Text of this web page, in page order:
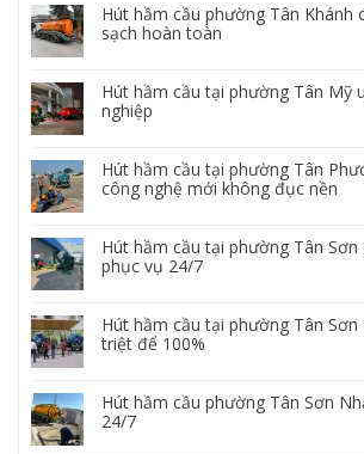
Hút hầm cầu phường Tân Khánh
sạch hoàn toàn
Hút hầm cầu tại phường Tân Mỹ
nghiệp
Hút hầm cầu tại phường Tân
công nghệ mới không đục nền
Hút hầm cầu tại phường Tân
phục vụ 24/7
Hút hầm cầu tại phường Tân Sơn
triệt để 100%
Hút hầm cầu phường Tân Sơn
24/7